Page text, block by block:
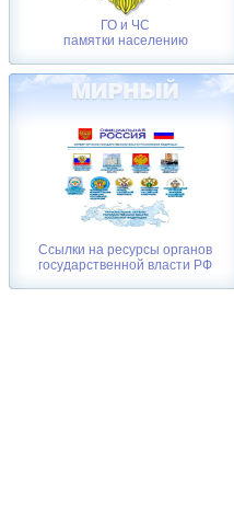
ГО и ЧС
памятки населению
Ссылки на ресурсы органов
государственной власти РФ